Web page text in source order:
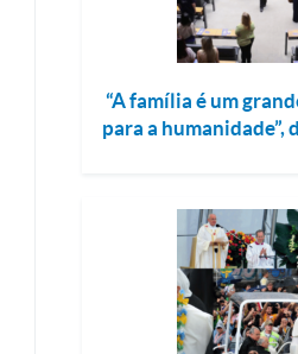
“A família é um
para a humanidade”,